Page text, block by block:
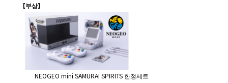
【부상】
NEOGEO mini SAMURAI SPIRITS 한정세트